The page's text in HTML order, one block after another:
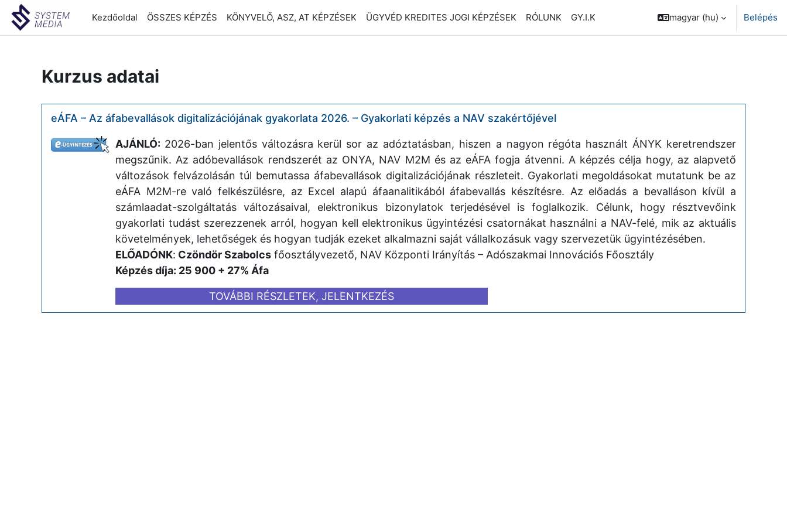
Tovább a fő tartalomhoz
Kezdőoldal
ÖSSZES KÉPZÉS KÖNYVELŐ, ASZ, AT KÉPZÉSEK ÜGYVÉD KREDITES JOGI KÉPZÉSEK RÓLUNK GY.I.K magyar ‎(hu)‎ Belépés
Kurzus adatai
eÁFA – Az áfabevallások digitalizációjának gyakorlata 2026. – Gyakorlati képzés a NAV szakértőjével
AJÁNLÓ: 2026-ban jelentős változásra kerül sor az adóztatásban, hiszen a nagyon régóta használt ÁNYK keretrendszer
megszűnik. Az adóbevallások rendszerét az ONYA, NAV M2M és az eÁFA fogja átvenni. A képzés célja hogy, az alapvető
változások felvázolásán túl bemutassa áfabevallások digitalizációjának részleteit. Gyakorlati megoldásokat mutatunk be az
eÁFA M2M-re való felkészülésre, az Excel alapú áfaanalitikából áfabevallás készítésre. Az előadás a bevalláson kívül a
számlaadat-szolgáltatás változásaival, elektronikus bizonylatok terjedésével is foglalkozik. Célunk, hogy résztvevőink
gyakorlati tudást szerezzenek arról, hogyan kell elektronikus ügyintézési csatornákat használni a NAV-felé, mik az aktuális
követelmények, lehetőségek és hogyan tudják ezeket alkalmazni saját vállalkozásuk vagy szervezetük ügyintézésében.
ELŐADÓNK: Czöndör Szabolcs főosztályvezető, NAV Központi Irányítás – Adószakmai Innovációs Főosztály
Képzés díja: 25 900 + 27% Áfa
TOVÁBBI RÉSZLETEK, JELENTKEZÉS